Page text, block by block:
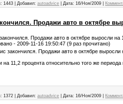
1443 |Добавил: autoadvice |Дата: 16/Ноя/2009
Продажи авто в октябре
Продажи авто в октябре выросли на
- 2009-11-16 19:50:47 (9 раз прочитано)
11,2 процента относительно того же
1372 |Добавил: autoadvice |Дата: 16/Ноя/2009